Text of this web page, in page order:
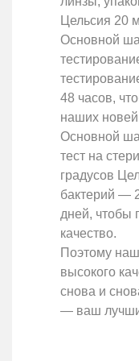
Цельсия 20
Основной
48 часов,
наших
Основной
тест на
градусов
бактерий —
дней, чтобы
качество.
Поэтому
высокого
снова и
— ваш